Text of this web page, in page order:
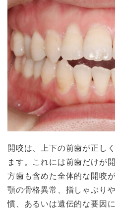
開咬は、上下の前歯が正し
ます。これには前歯だけが
方歯も含めた全体的な開咬
顎の骨格異常、指しゃぶり
慣、あるいは遺伝的な要因